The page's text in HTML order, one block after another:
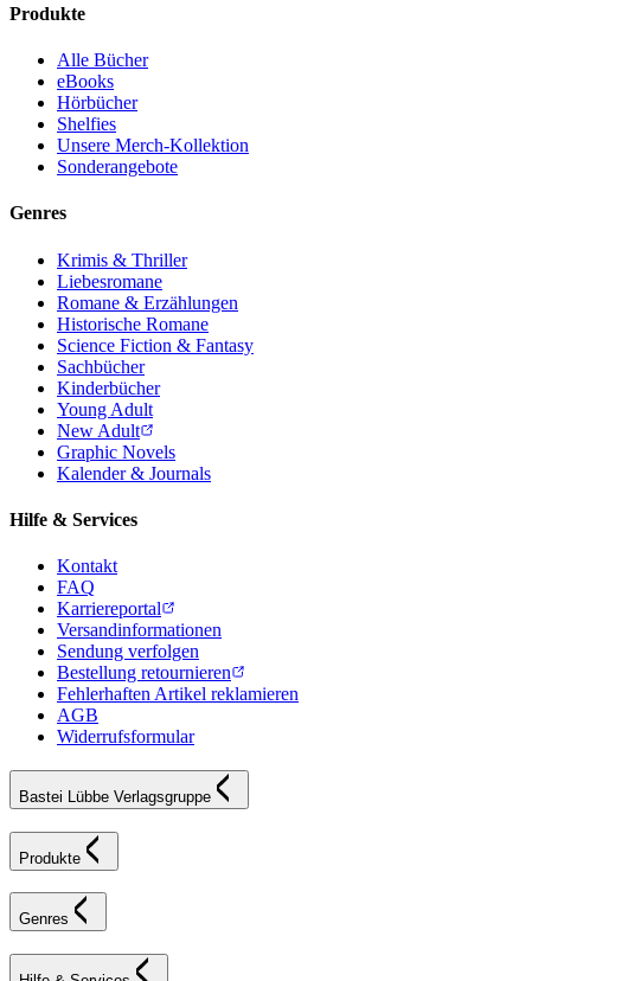
Produkte
Alle Bücher
eBooks
Hörbücher
Shelfies
Unsere Merch-Kollektion
Sonderangebote
Genres
Krimis & Thriller
Liebesromane
Romane & Erzählungen
Historische Romane
Science Fiction & Fantasy
Sachbücher
Kinderbücher
Young Adult
New Adult
Graphic Novels
Kalender & Journals
Hilfe & Services
Kontakt
FAQ
Karriereportal
Versandinformationen
Sendung verfolgen
Bestellung retournieren
Fehlerhaften Artikel reklamieren
AGB
Widerrufsformular
Bastei Lübbe Verlagsgruppe
Produkte
Genres